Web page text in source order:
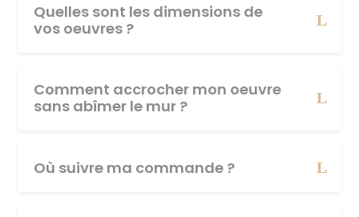
Quelles sont les dimensions de
vos oeuvres ?
Comment accrocher mon oeuvre
sans abîmer le mur ?
Où suivre ma commande ?